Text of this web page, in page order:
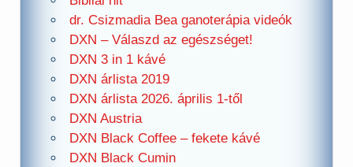
dr. Csizmadia Bea ganoterápia videók
DXN – Válaszd az egészséget!
DXN 3 in 1 kávé
DXN árlista 2019
DXN árlista 2026. április 1-től
DXN Austria
DXN Black Coffee – fekete kávé
DXN Black Cumin